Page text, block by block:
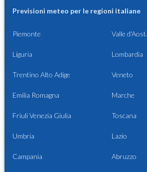
Previsioni meteo per le regioni italiane
Piemonte Valle
Liguria Lombardia
Trentino Alto Adige Veneto
Emilia Romagna Marche
Friuli Venezia Giulia Toscana
Umbria Lazio
Campania Abruzzo